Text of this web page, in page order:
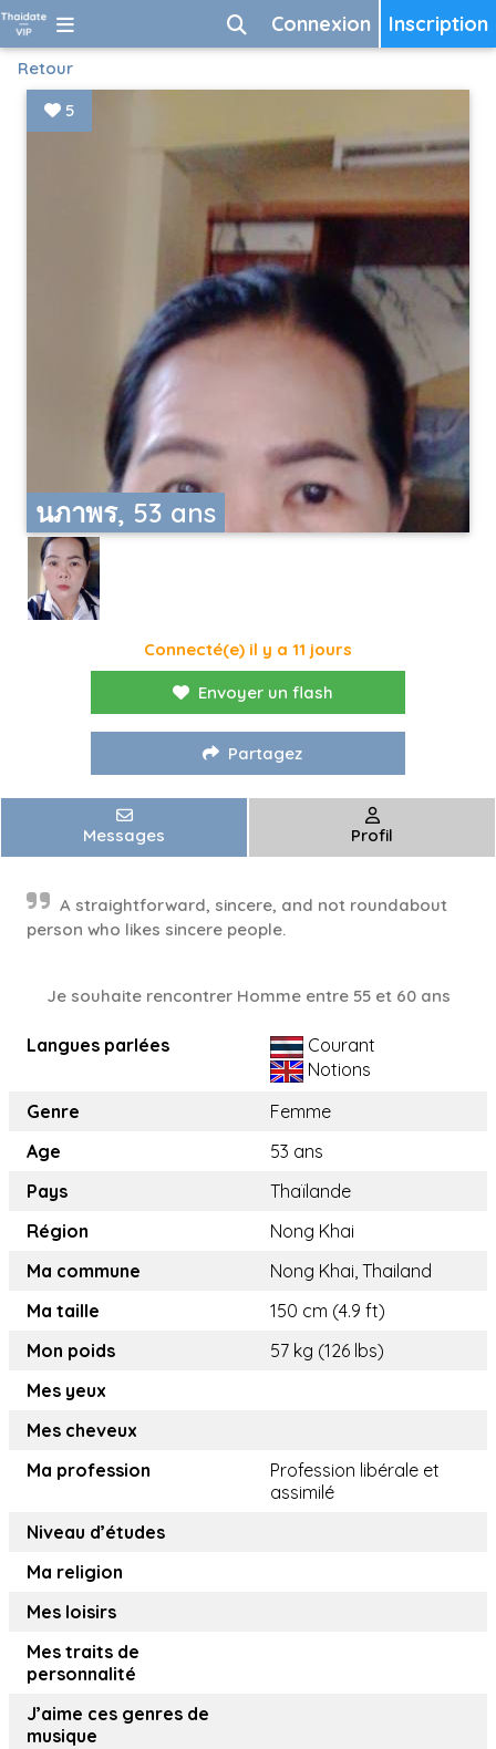
Inscription
Connexion
Retour
นภาพร, 53 ans
5
Connecté(e) il y a 11 jours
Envoyer un flash
Partagez
Messages Profil
A straightforward, sincere, and not roundabout
person who likes sincere people.
Je souhaite rencontrer Homme entre 55 et 60 ans
Langues parlées
Courant
Notions
Genre
Femme
Age
53 ans
Pays
Thaïlande
Région
Nong Khai
Ma commune
Nong Khai, Thailand
Ma taille
150 cm (4.9 ft)
Mon poids
57 kg (126 lbs)
Mes yeux
Mes cheveux
Ma profession
Profession libérale et
assimilé
Niveau d’études
Ma religion
Mes loisirs
Mes traits de
personnalité
J’aime ces genres de
musique